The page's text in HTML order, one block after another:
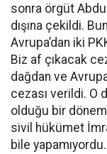
sonra örgüt
dışına çekildi.
Avrupa’dan iki
Biz af çıkacak
dağdan ve
cezası verildi. O
olduğu bir
sivil hükümet
bile